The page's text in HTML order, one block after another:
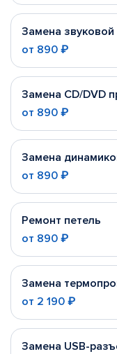
Замена звуковой
от 890 ₽
Замена CD/DVD
от 890 ₽
Замена
от 890 ₽
Ремонт петель
от 890 ₽
Замена
от 2 190 ₽
Замена USB-